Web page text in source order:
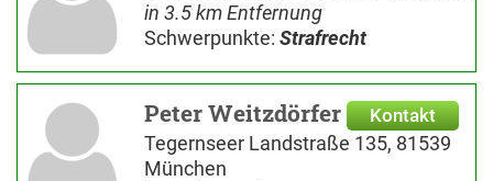
in 3.5 km Entfernung
Schwerpunkte: Strafrecht
Peter Weitzdörfer Kontakt
Tegernseer Landstraße 135, 81539
München